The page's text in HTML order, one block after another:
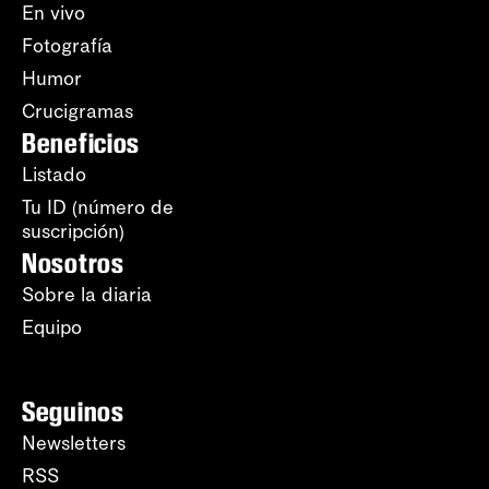
En vivo
Fotografía
Humor
Crucigramas
Beneficios
Listado
Tu ID (número de
suscripción)
Nosotros
Sobre la diaria
Equipo
Seguinos
Newsletters
RSS